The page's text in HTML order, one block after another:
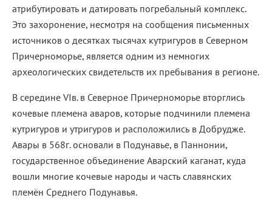
атрибутировать и датировать погребальный комплекс.
Это захоронение, несмотря на сообщения письменных
источников о десятках тысячах кутригуров в Северном
Причерноморье, является одним из немногих
археологических свидетельств их пребывания в регионе.
В середине VIв. в Северное Причерноморье вторглись
кочевые племена аваров, которые подчинили племена
кутригуров и утригуров и расположились в Добрудже.
Авары в 568г. основали в Подунавье, в Паннонии,
государственное объединение Аварский каганат, куда
вошли многие кочевые народы и часть славянских
племён Среднего Подунавья.